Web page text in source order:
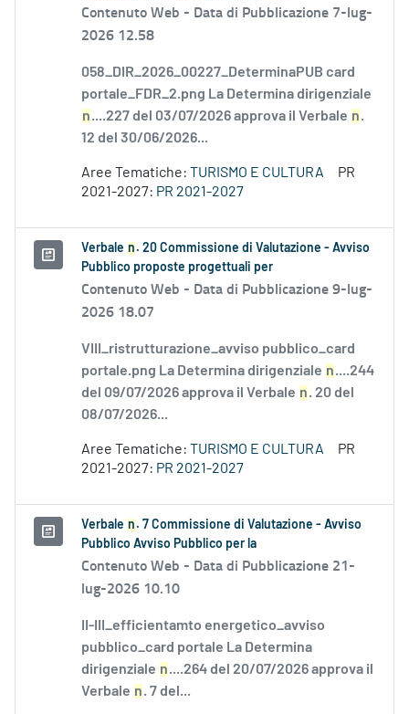
Contenuto Web - Data di Pubblicazione 7-lug-
2026 12.58
058_DIR_2026_00227_DeterminaPUB card
portale_FDR_2.png La Determina dirigenziale
n....227 del 03/07/2026 approva il Verbale n.
12 del 30/06/2026...
Aree Tematiche: TURISMO E CULTURA
PR
2021-2027: PR 2021-2027
Verbale n . 20 Commissione di Valutazione - Avviso
Pubblico proposte progettuali per
Contenuto Web - Data di Pubblicazione 9-lug-
2026 18.07
VIII_ristrutturazione_avviso pubblico_card
portale.png La Determina dirigenziale n....244
del 09/07/2026 approva il Verbale n. 20 del
08/07/2026...
Aree Tematiche: TURISMO E CULTURA
PR
2021-2027: PR 2021-2027
Verbale n . 7 Commissione di Valutazione - Avviso
Pubblico Avviso Pubblico per la
Contenuto Web - Data di Pubblicazione 21-
lug-2026 10.10
II-III_efficientamto energetico_avviso
pubblico_card portale La Determina
dirigenziale n....264 del 20/07/2026 approva il
Verbale n. 7 del...